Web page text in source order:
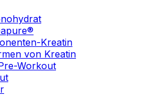
Kreatin
von Kreatin
Workout